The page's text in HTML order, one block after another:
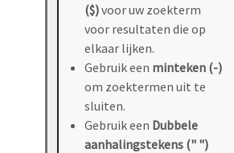
($)voor uw zoekterm
voor resultaten die op
elkaar lijken.
Gebruik een minteken (-)
om zoektermen uit te
sluiten.
Gebruik een Dubbele
aanhalingstekens (" ")